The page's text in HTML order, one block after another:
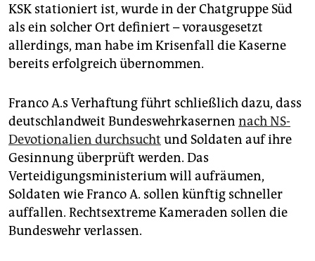
KSK stationiert ist, wurde in der Chatgruppe Süd
als ein solcher Ort definiert – vorausgesetzt
allerdings, man habe im Krisenfall die Kaserne
bereits erfolgreich übernommen.
Franco A.s Verhaftung führt schließlich dazu, dass
deutschlandweit Bundeswehrkasernen nach NS-
Devotionalien durchsucht und Soldaten auf ihre
Gesinnung überprüft werden. Das
Verteidigungsministerium will aufräumen,
Soldaten wie Franco A. sollen künftig schneller
auffallen. Rechtsextreme Kameraden sollen die
Bundeswehr verlassen.